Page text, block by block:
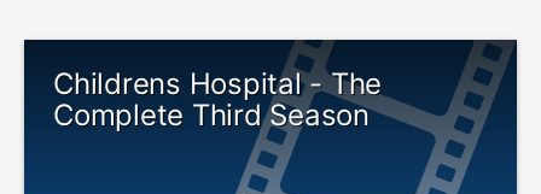
Childrens Hospital - The
Complete Third Season